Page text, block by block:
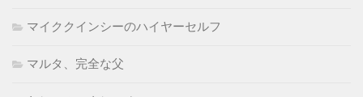
マイククインシーのハイヤーセルフ
マルタ、完全な父